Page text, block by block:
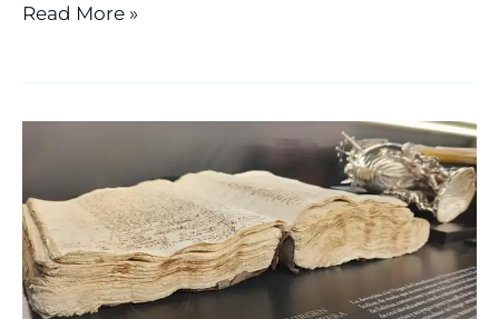
Read More »
HISTÓRICO
DE
SEVILLA
ACOGE